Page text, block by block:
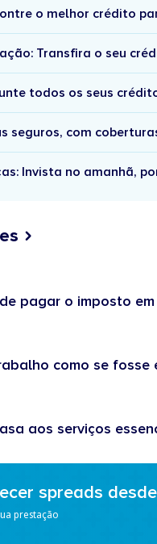
o melhor crédito
Transfira o seu
todos os seus
seguros, com
Invista no amanhã,
pagar o imposto
como se fosse
aos serviços
spreads
prestação